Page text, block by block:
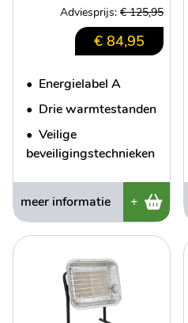
Adviesprijs: € 125,95
€ 84,95
• Energielabel A
• Drie warmtestanden
• Veilige
beveiligingstechnieken
meer informatie +